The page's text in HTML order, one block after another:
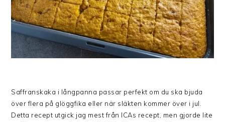
Saffranskaka i långpanna passar perfekt om du ska bjuda
över flera på glöggfika eller när släkten kommer över i jul.
Detta recept utgick jag mest från ICAs recept, men gjorde lite